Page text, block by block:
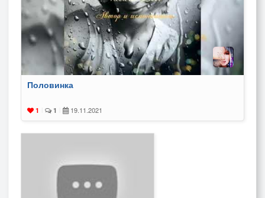
Половинка
1 1 19.11.2021